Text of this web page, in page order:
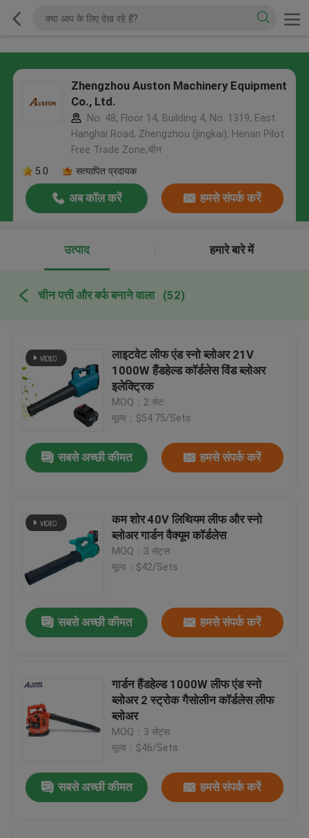
Zhengzhou Auston Machinery Equipment
Co., Ltd.
No. 48, Floor 14, Building 4, No. 1319, East
Hanghai Road, Zhengzhou (jingkai), Henan Pilot
Free Trade Zone,चीन
5.0
सत्यापित प्रदायक
अब कॉल करें हमसे संपर्क करें
उत्पाद हमारे बारे में
चीन पत्ती और बर्फ बनाने वाला (52)
लाइटवेट लीफ एंड स्नो ब्लोअर 21V
1000W हैंडहेल्ड कॉर्डलेस विंड ब्लोअर
इलेक्ट्रिक
MOQ：2 सेट
मूल्य：$54.75/Sets
सबसे अच्छी कीमत हमसे संपर्क करें
कम शोर 40V लिथियम लीफ और स्नो
ब्लोअर गार्डन वैक्यूम कॉर्डलेस
MOQ：3 सेट्स
मूल्य：$42/Sets
सबसे अच्छी कीमत हमसे संपर्क करें
गार्डन हैंडहेल्ड 1000W लीफ एंड स्नो
ब्लोअर 2 स्ट्रोक गैसोलीन कॉर्डलेस लीफ
ब्लोअर
MOQ：3 सेट्स
मूल्य：$46/Sets
सबसे अच्छी कीमत हमसे संपर्क करें